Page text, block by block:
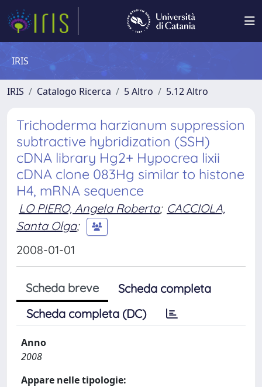
IRIS
IRIS Catalogo Ricerca 5 Altro 5.12 Altro
Trichoderma harzianum suppression
subtractive hybridization (SSH)
cDNA library Hg2+ Hypocrea lixii
cDNA clone 083Hg similar to histone
H4, mRNA sequence
LO PIERO, Angela Roberta; CACCIOLA,
Santa Olga;
2008-01-01
Scheda breve
Scheda completa
Scheda completa (DC)
Anno
2008
Appare nelle tipologie: